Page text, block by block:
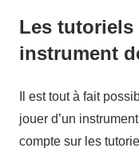
Les tutoriels
instrument
Il est tout à fait
jouer d’un
compte sur les